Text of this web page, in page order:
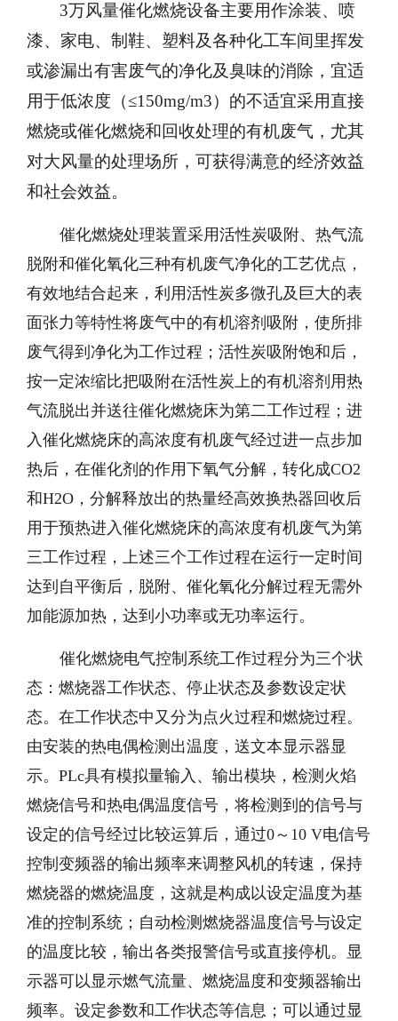
3万风量催化燃烧设备主要用作涂装、喷
漆、家电、制鞋、塑料及各种化工车间里挥发
或渗漏出有害废气的净化及臭味的消除，宜适
用于低浓度（≤150mg/m3）的不适宜采用直接
燃烧或催化燃烧和回收处理的有机废气，尤其
对大风量的处理场所，可获得满意的经济效益
和社会效益。
催化燃烧处理装置采用活性炭吸附、热气流
脱附和催化氧化三种有机废气净化的工艺优点，
有效地结合起来，利用活性炭多微孔及巨大的表
面张力等特性将废气中的有机溶剂吸附，使所排
废气得到净化为工作过程；活性炭吸附饱和后，
按一定浓缩比把吸附在活性炭上的有机溶剂用热
气流脱出并送往催化燃烧床为第二工作过程；进
入催化燃烧床的高浓度有机废气经过进一点步加
热后，在催化剂的作用下氧气分解，转化成CO2
和H2O，分解释放出的热量经高效换热器回收后
用于预热进入催化燃烧床的高浓度有机废气为第
三工作过程，上述三个工作过程在运行一定时间
达到自平衡后，脱附、催化氧化分解过程无需外
加能源加热，达到小功率或无功率运行。
催化燃烧电气控制系统工作过程分为三个状
态：燃烧器工作状态、停止状态及参数设定状
态。在工作状态中又分为点火过程和燃烧过程。
由安装的热电偶检测出温度，送文本显示器显
示。PLc具有模拟量输入、输出模块，检测火焰
燃烧信号和热电偶温度信号，将检测到的信号与
设定的信号经过比较运算后，通过0～10 V电信号
控制变频器的输出频率来调整风机的转速，保持
燃烧器的燃烧温度，这就是构成以设定温度为基
准的控制系统；自动检测燃烧器温度信号与设定
的温度比较，输出各类报警信号或直接停机。显
示器可以显示燃气流量、燃烧温度和变频器输出
频率。设定参数和工作状态等信息；可以通过显